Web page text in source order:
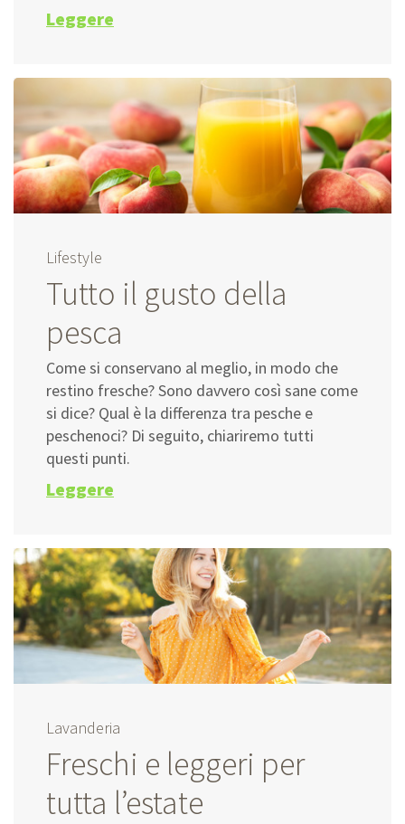
Leggere
Lifestyle
Tutto il gusto della
pesca
Come si conservano al meglio, in modo che
restino fresche? Sono davvero così sane come
si dice? Qual è la differenza tra pesche e
peschenoci? Di seguito, chiariremo tutti
questi punti.
Leggere
Lavanderia
Freschi e leggeri per
tutta l’estate